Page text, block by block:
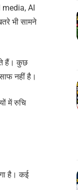
AI
भी सामने
हैं। कुछ
नहीं है।
में रुचि
है। कई